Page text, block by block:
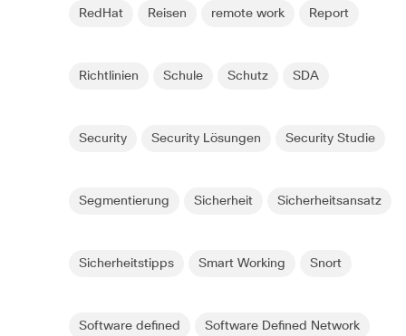
RedHat Reisen remote work Report
Richtlinien Schule Schutz SDA
Security Security Lösungen Security Studie
Segmentierung Sicherheit Sicherheitsansatz
Sicherheitstipps Smart Working Snort
Software defined Software Defined Network